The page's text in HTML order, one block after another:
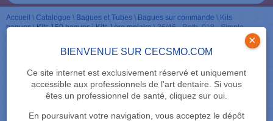
BIENVENUE SUR CECSMO.COM
Ce site internet est exclusivement réservé et uniquement
accessible aux professionnels de l'art dentaire. Si vous
êtes un professionnel de santé, cliquez sur oui.
En poursuivant votre navigation, vous acceptez le dépôt
×
Accueil \ Catalogue \ Bagues et Tubes \ Bagues sur commande \ Kits
bagues\Kits 150 bagues\Kits 1ère molaire\36/46 - Roth .018 - Simple
tube convertible + crochet